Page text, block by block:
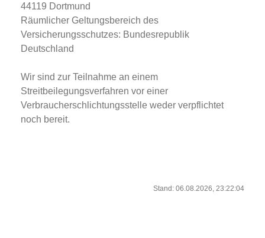
44119 Dortmund
Räumlicher Geltungsbereich des
Versicherungsschutzes: Bundesrepublik
Deutschland
Wir sind zur Teilnahme an einem
Streitbeilegungsverfahren vor einer
Verbraucherschlichtungsstelle weder verpflichtet
noch bereit.
Stand: 06.08.2026, 23:22:04